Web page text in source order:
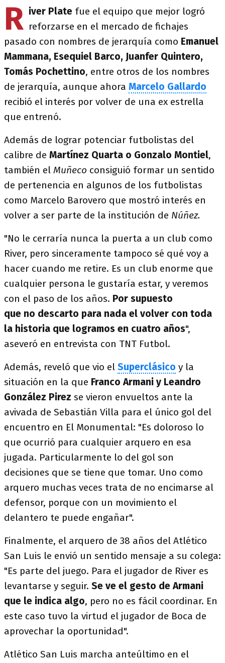
R iver Plate fue el equipo que mejor logró
reforzarse en el mercado de fichajes
pasado con nombres de jerarquía como Emanuel
Mammana, Esequiel Barco, Juanfer Quintero,
Tomás Pochettino, entre otros de los nombres
de jerarquía, aunque ahora Marcelo Gallardo
recibió el interés por volver de una ex estrella
que entrenó.
Además de lograr potenciar futbolistas del
calibre de Martínez Quarta o Gonzalo Montiel,
también el Muñeco consiguió formar un sentido
de pertenencia en algunos de los futbolistas
como Marcelo Barovero que mostró interés en
volver a ser parte de la institución de Núñez.
"No le cerraría nunca la puerta a un club como
River, pero sinceramente tampoco sé qué voy a
hacer cuando me retire. Es un club enorme que
cualquier persona le gustaría estar, y veremos
con el paso de los años. Por supuesto
que no descarto para nada el volver con toda
la historia que logramos en cuatro años",
aseveró en entrevista con TNT Futbol.
Además, reveló que vio el Superclásico y la
situación en la que Franco Armani y Leandro
González Pirez se vieron envueltos ante la
avivada de Sebastián Villa para el único gol del
encuentro en El Monumental: "Es doloroso lo
que ocurrió para cualquier arquero en esa
jugada. Particularmente lo del gol son
decisiones que se tiene que tomar. Uno como
arquero muchas veces trata de no encimarse al
defensor, porque con un movimiento el
delantero te puede engañar".
Finalmente, el arquero de 38 años del Atlético
San Luis le envió un sentido mensaje a su colega:
"Es parte del juego. Para el jugador de River es
levantarse y seguir. Se ve el gesto de Armani
que le indica algo, pero no es fácil coordinar. En
este caso tuvo la virtud el jugador de Boca de
aprovechar la oportunidad".
Atlético San Luis marcha anteúltimo en el